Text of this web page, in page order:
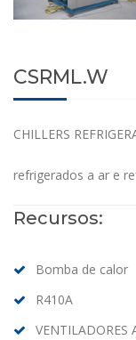
CSRML.W
CHILLERS
refrigerados a ar e
Recursos:
Bomba de calor
R410A
VENTILADORES